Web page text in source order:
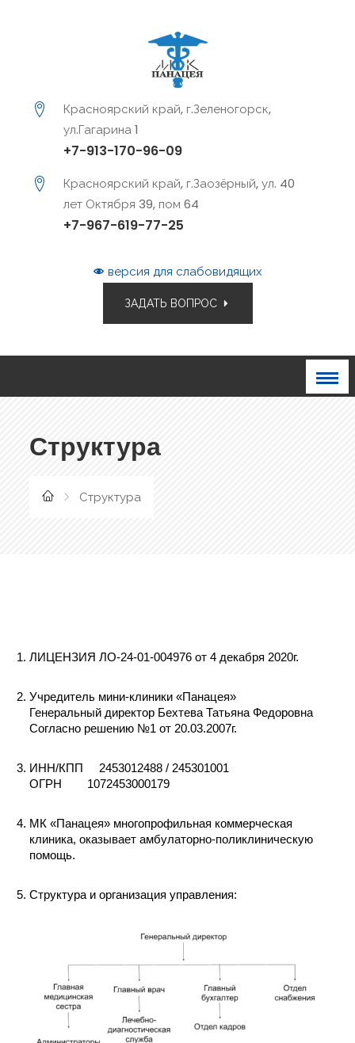
Красноярский край, г.Зеленогорск,
ул.Гагарина 1
+7-913-170-96-09
Красноярский край, г.Заозёрный, ул. 40
лет Октября 39, пом 64
+7-967-619-77-25
версия для слабовидящих
ЗАДАТЬ ВОПРОС
Структура
Структура
ЛИЦЕНЗИЯ ЛО-24-01-004976 от 4 декабря 2020г.
Учредитель мини-клиники «Панацея»
Генеральный директор Бехтева Татьяна Федоровна
Согласно решению №1 от 20.03.2007г.
ИНН/КПП
2453012488 / 245301001
ОГРН
1072453000179
МК «Панацея» многопрофильная коммерческая
клиника, оказывает амбулаторно-поликлиническую
помощь.
Структура и организация управления: